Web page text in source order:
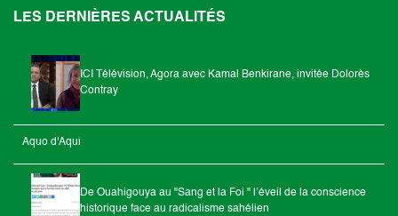
LES DERNIÈRES ACTUALITÉS
ICI Télévision, Agora avec Kamal Benkirane, invitée Dolorès
Contray
Aquo d'Aqui
De Ouahigouya au "Sang et la Foi " l’éveil de la conscience
historique face au radicalisme sahélien